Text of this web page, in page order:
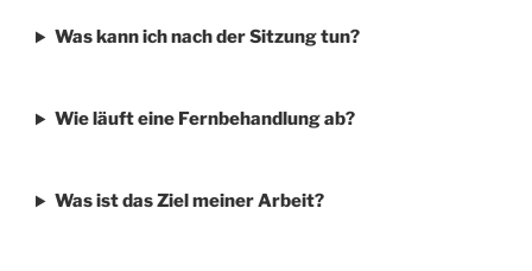
Was kann ich nach der Sitzung tun?
Wie läuft eine Fernbehandlung ab?
Was ist das Ziel meiner Arbeit?